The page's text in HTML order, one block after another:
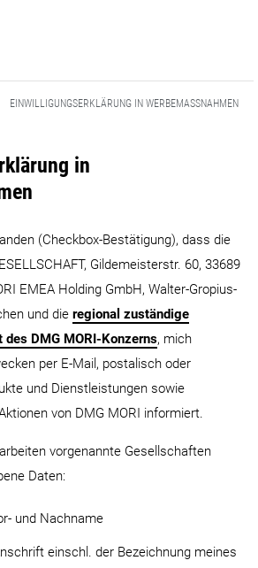
EINWILLIGUNGSERKLÄRUNG IN WERBEMASSNAHMEN
in
(Checkbox-Bestätigung), dass die
Gildemeisterstr. 60, 33689
EMEA Holding GmbH, Walter-Gropius-
und die regional zuständige
DMG MORI-Konzerns, mich
per E-Mail, postalisch oder
und Dienstleistungen sowie
von DMG MORI informiert.
vorgenannte Gesellschaften
Daten:
und Nachname
einschl. der Bezeichnung meines